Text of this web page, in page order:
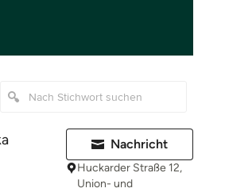
Nachricht
Huckarder Straße 12,
Union- und